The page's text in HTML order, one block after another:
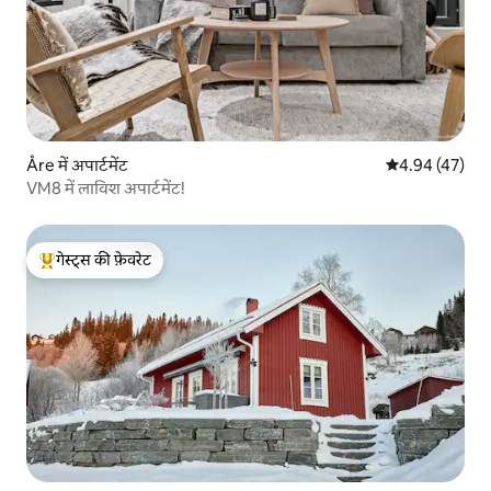
Åre में अपार्टमेंट औसत रेटिंग 5 में
4.94 (47)
VM8 में लाविश अपार्टमेंट!
गेस्ट्स का टॉप फ़ेवरेट
गेस्ट्स की फ़ेवरेट